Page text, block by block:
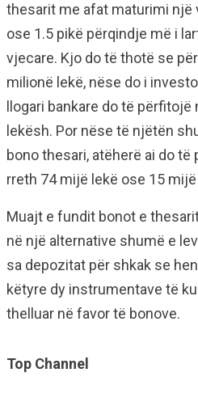
thesarit me afat maturimi një
ose 1.5 pikë përqindje më i
vjecare. Kjo do të thotë se
milionë lekë, nëse do i
llogari bankare do të
lekësh. Por nëse të njëtën
bono thesari, atëherë ai do
rreth 74 mijë lekë ose 15
Muajt e fundit bonot e
në një alternative shumë e
sa depozitat për shkak se
këtyre dy instrumentave të
thelluar në favor të bonove.
Top Channel